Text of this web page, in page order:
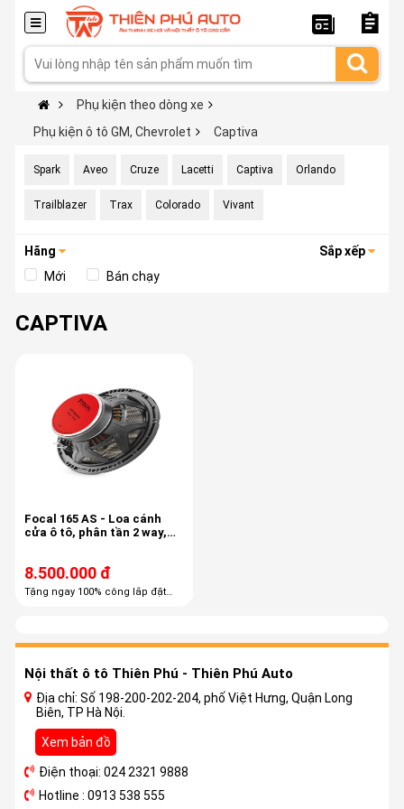
Phụ kiện theo dòng xe
Phụ kiện ô tô GM, Chevrolet
Captiva
Spark Aveo Cruze Lacetti Captiva Orlando
Trailblazer Trax Colorado Vivant
Hãng
Sắp xếp
Mới
Bán chạy
CAPTIVA
Focal 165 AS - Loa cánh
cửa ô tô, phân tần 2 way,
8.500.000 đ
Tặng ngay 100% công lắp đặt
Nội thất ô tô Thiên Phú - Thiên Phú Auto
Địa chỉ: Số 198-200-202-204, phố Việt Hưng, Quận Long
Biên, TP Hà Nội.
Xem bản đồ
Điện thoại: 024 2321 9888
Hotline : 0913 538 555